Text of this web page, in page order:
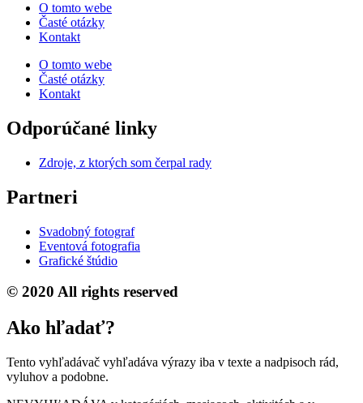
O tomto webe
Časté otázky
Kontakt
O tomto webe
Časté otázky
Kontakt
Odporúčané linky
Zdroje, z ktorých som čerpal rady
Partneri
Svadobný fotograf
Eventová fotografia
Grafické štúdio
© 2020 All rights reserved
Ako hľadať?
Tento vyhľadávač vyhľadáva výrazy iba v texte a nadpisoch rád,
vyluhov a podobne.